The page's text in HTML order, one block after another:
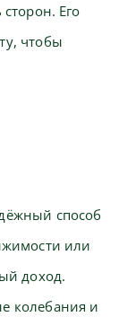
Его
чтобы
способ
или
доход.
колебания и